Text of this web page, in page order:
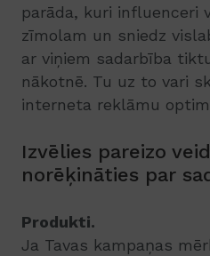
parāda, kuri influenceri
zīmolam un sniedz
ar viņiem sadarbība
nākotnē. Tu uz to vari
interneta reklāmu
Izvēlies pareizo
norēķināties par
Produkti.
Ja Tavas kampaņas